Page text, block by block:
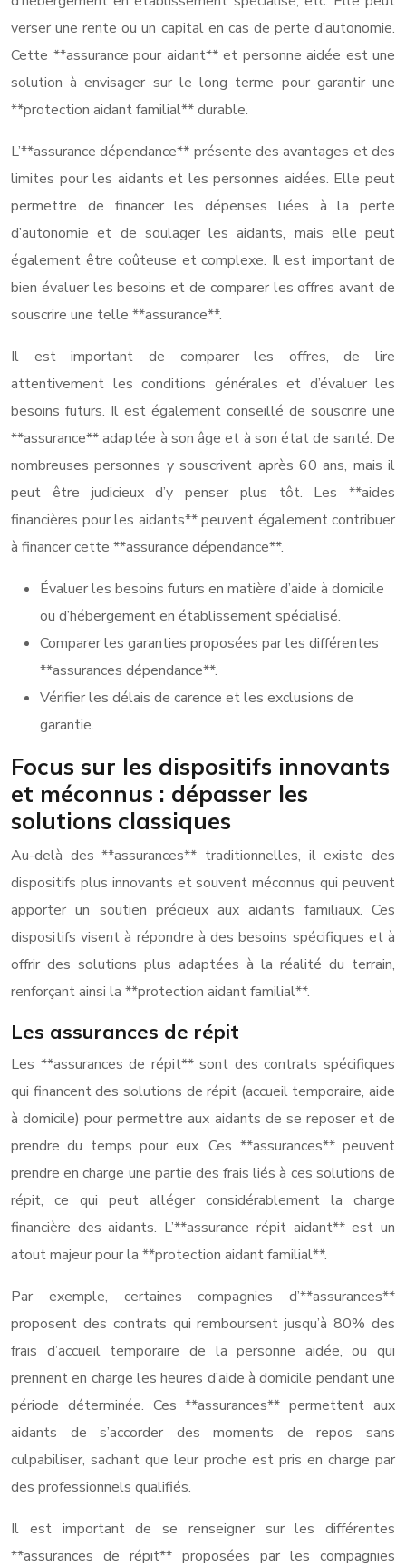
verser une rente ou un capital en cas de perte d’autonomie.
Cette **assurance pour aidant** et personne aidée est une
solution à envisager sur le long terme pour garantir une
**protection aidant familial** durable.
L’**assurance dépendance** présente des avantages et des
limites pour les aidants et les personnes aidées. Elle peut
permettre de financer les dépenses liées à la perte
d’autonomie et de soulager les aidants, mais elle peut
également être coûteuse et complexe. Il est important de
bien évaluer les besoins et de comparer les offres avant de
souscrire une telle **assurance**.
Il est important de comparer les offres, de lire
attentivement les conditions générales et d’évaluer les
besoins futurs. Il est également conseillé de souscrire une
**assurance** adaptée à son âge et à son état de santé. De
nombreuses personnes y souscrivent après 60 ans, mais il
peut être judicieux d’y penser plus tôt. Les **aides
financières pour les aidants** peuvent également contribuer
à financer cette **assurance dépendance**.
Évaluer les besoins futurs en matière d’aide à domicile
ou d’hébergement en établissement spécialisé.
Comparer les garanties proposées par les différentes
**assurances dépendance**.
Vérifier les délais de carence et les exclusions de
garantie.
Focus sur les dispositifs innovants
et méconnus : dépasser les
solutions classiques
Au-delà des **assurances** traditionnelles, il existe des
dispositifs plus innovants et souvent méconnus qui peuvent
apporter un soutien précieux aux aidants familiaux. Ces
dispositifs visent à répondre à des besoins spécifiques et à
offrir des solutions plus adaptées à la réalité du terrain,
renforçant ainsi la **protection aidant familial**.
Les assurances de répit
Les **assurances de répit** sont des contrats spécifiques
qui financent des solutions de répit (accueil temporaire, aide
à domicile) pour permettre aux aidants de se reposer et de
prendre du temps pour eux. Ces **assurances** peuvent
prendre en charge une partie des frais liés à ces solutions de
répit, ce qui peut alléger considérablement la charge
financière des aidants. L’**assurance répit aidant** est un
atout majeur pour la **protection aidant familial**.
Par exemple, certaines compagnies d’**assurances**
proposent des contrats qui remboursent jusqu’à 80% des
frais d’accueil temporaire de la personne aidée, ou qui
prennent en charge les heures d’aide à domicile pendant une
période déterminée. Ces **assurances** permettent aux
aidants de s’accorder des moments de repos sans
culpabiliser, sachant que leur proche est pris en charge par
des professionnels qualifiés.
Il est important de se renseigner sur les différentes
**assurances de répit** proposées par les compagnies